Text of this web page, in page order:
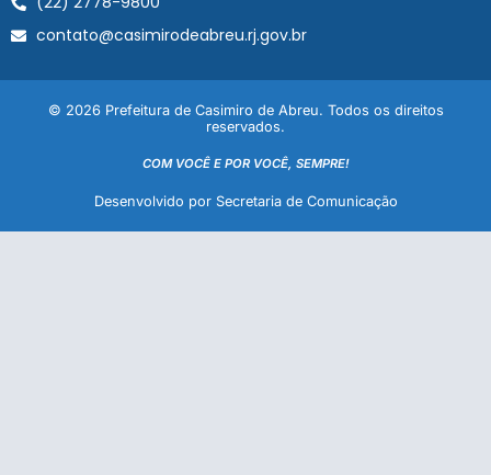
contato@casimirodeabreu.rj.gov.br
© 2026 Prefeitura de Casimiro de Abreu. Todos os direitos
reservados.
COM VOCÊ E POR VOCÊ, SEMPRE!
Desenvolvido por Secretaria de Comunicação